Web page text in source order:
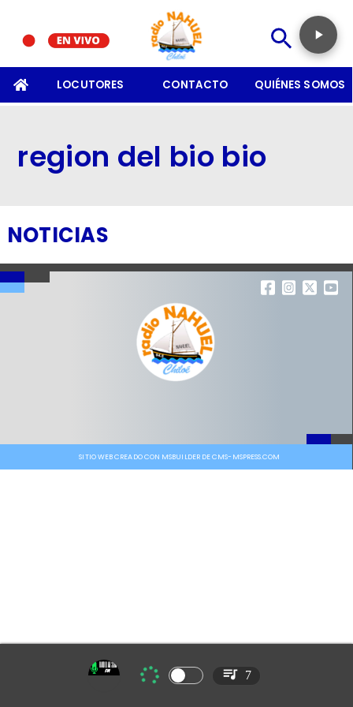
LOCUTORES CONTACTO QUIÉNES SOMOS
region del bio bio
NOTICIAS
SITIO WEB CREADO CON MSBUILDER DE CMS-MSPRESS.COM
7